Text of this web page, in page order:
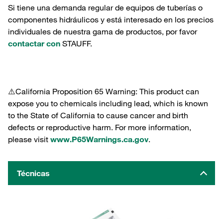
Si tiene una demanda regular de equipos de tuberías o
componentes hidráulicos y está interesado en los precios
individuales de nuestra gama de productos, por favor
contactar con STAUFF.
⚠️California Proposition 65 Warning: This product can
expose you to chemicals including lead, which is known
to the State of California to cause cancer and birth
defects or reproductive harm. For more information,
please visit www.P65Warnings.ca.gov.
Técnicas